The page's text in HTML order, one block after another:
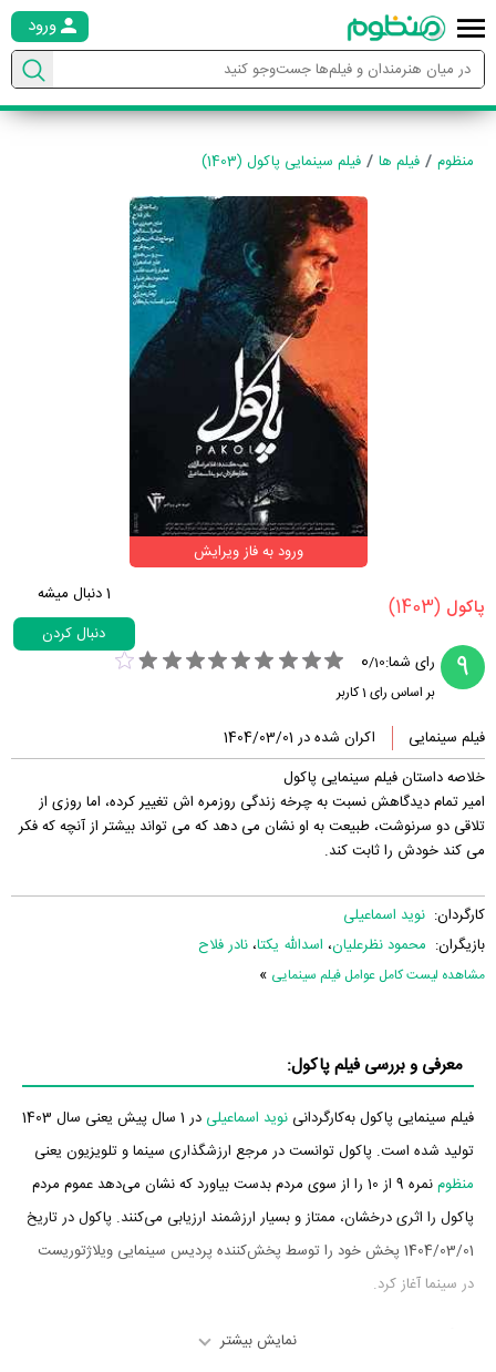
ورود
منظوم فیلم ها فیلم سینمایی پاکول (1403)
ورود به فاز ویرایش
‏پاکول‏ (1403)
1دنبال میشه
دنبال کردن
9 رای شما: 0/10
بر اساس رای 1کاربر
فیلم سینمایی
اکران شده در 1404/03/01
خلاصه داستان فیلم سینمایی پاکول
امیر تمام دیدگاهش نسبت به چرخه زندگی روزمره اش تغییر کرده، اما روزی از
تلاقی دو سرنوشت، طبیعت به او نشان می دهد که می تواند بیشتر از آنچه که فکر
می کند خودش را ثابت کند.
کارگردان: نوید اسماعیلی
بازیگران: محمود نظرعلیان، اسدالله یکتا، نادر فلاح
مشاهده لیست کامل عوامل فیلم سینمایی »
معرفی و بررسی فیلم پاکول:
فیلم سینمایی پاکول به‌کارگردانی نوید اسماعیلی
در 1 سال پیش یعنی سال 1403
تولید شده است. پاکول توانست در مرجع ارزشگذاری سینما و تلویزیون یعنی
منظوم
نمره 9 از 10 را از سوی مردم بدست بیاورد که نشان می‌دهد عموم مردم
پاکول را اثری درخشان، ممتاز و بسیار ارزشمند ارزیابی می‌کنند. پاکول در تاریخ
1404/03/01 پخش خود را توسط پخش‌کننده پردیس سینمایی ویلاژتوریست
در سینما آغاز کرد.
نمایش بیشتر